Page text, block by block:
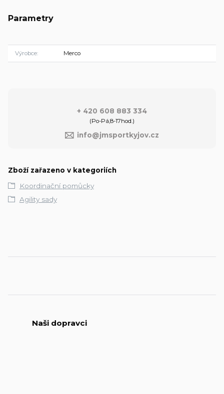
Parametry
Výrobce Merco
+ 420 608 883 334
(Po-Pá,8-17hod.)
info@jmsportkyjov.cz
Zboží zařazeno v kategoriích
Koordinační pomůcky
Agility sady
Naši dopravci